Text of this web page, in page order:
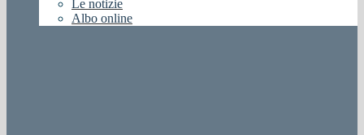
Le notizie
Albo online